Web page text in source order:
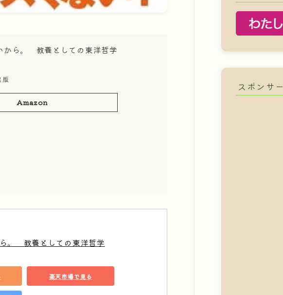
から。 教養としての東洋哲学
Amazon
。　教養としての東洋哲学
楽天市場で見る
スポンサー